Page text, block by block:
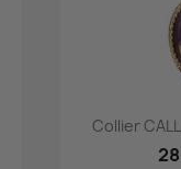

Collier